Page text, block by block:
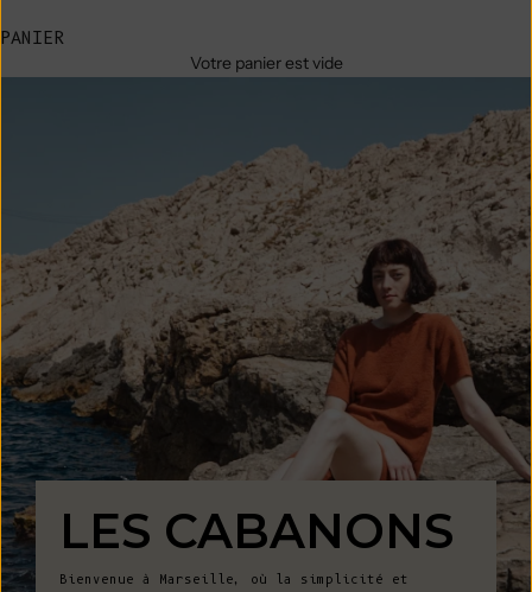
PANIER
Votre panier est vide
LES CABANONS
Bienvenue à Marseille, où la simplicité et